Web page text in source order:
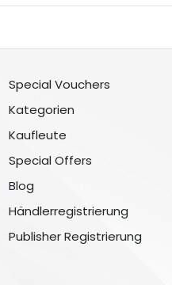
Special Vouchers
Kategorien
Kaufleute
Special Offers
Blog
Händlerregistrierung
Publisher Registrierung